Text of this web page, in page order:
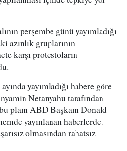
perşembe günü yayımladığı
azınlık gruplarının
karşı protestoların
yayımladığı habere göre
Netanyahu tarafından
planı ABD Başkanı Donald
yayınlanan haberlerde,
olmasından rahatsız